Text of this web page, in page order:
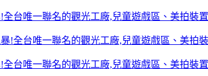
台唯一聯名的觀光工廠,兒童遊戲區、美拍裝置
台唯一聯名的觀光工廠,兒童遊戲區、美拍裝置